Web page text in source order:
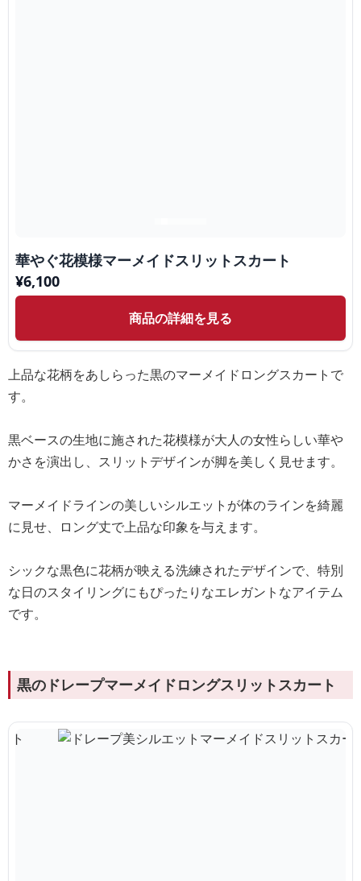
華やぐ花模様マーメイドスリットスカート
¥6,100
商品の詳細を見る
上品な花柄をあしらった黒のマーメイドロングスカートで
す。
黒ベースの生地に施された花模様が大人の女性らしい華や
かさを演出し、スリットデザインが脚を美しく見せます。
マーメイドラインの美しいシルエットが体のラインを綺麗
に見せ、ロング丈で上品な印象を与えます。
シックな黒色に花柄が映える洗練されたデザインで、特別
な日のスタイリングにもぴったりなエレガントなアイテム
です。
黒のドレープマーメイドロングスリットスカート